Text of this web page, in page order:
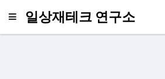
일상재테크 연구소